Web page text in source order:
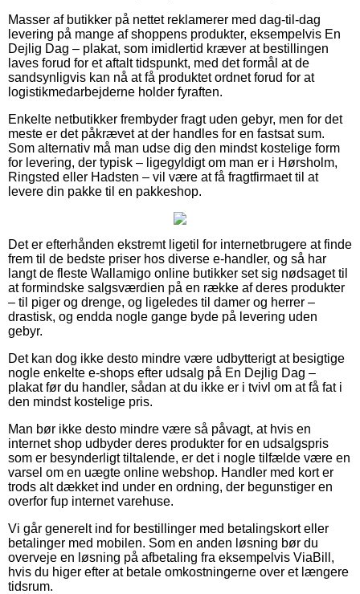
Masser af butikker på nettet reklamerer med dag-til-dag
levering på mange af shoppens produkter, eksempelvis En
Dejlig Dag – plakat, som imidlertid kræver at bestillingen
laves forud for et aftalt tidspunkt, med det formål at de
sandsynligvis kan nå at få produktet ordnet forud for at
logistikmedarbejderne holder fyraften.
Enkelte netbutikker frembyder fragt uden gebyr, men for det
meste er det påkrævet at der handles for en fastsat sum.
Som alternativ må man udse dig den mindst kostelige form
for levering, der typisk – ligegyldigt om man er i Hørsholm,
Ringsted eller Hadsten – vil være at få fragtfirmaet til at
levere din pakke til en pakkeshop.
Det er efterhånden ekstremt ligetil for internetbrugere at finde
frem til de bedste priser hos diverse e-handler, og så har
langt de fleste Wallamigo online butikker set sig nødsaget til
at formindske salgsværdien på en række af deres produkter
– til piger og drenge, og ligeledes til damer og herrer –
drastisk, og endda nogle gange byde på levering uden
gebyr.
Det kan dog ikke desto mindre være udbytterigt at besigtige
nogle enkelte e-shops efter udsalg på En Dejlig Dag –
plakat før du handler, sådan at du ikke er i tvivl om at få fat i
den mindst kostelige pris.
Man bør ikke desto mindre være så påvagt, at hvis en
internet shop udbyder deres produkter for en udsalgspris
som er besynderligt tiltalende, er det i nogle tilfælde være en
varsel om en uægte online webshop. Handler med kort er
trods alt dækket ind under en ordning, der begunstiger en
overfor fup internet varehuse.
Vi går generelt ind for bestillinger med betalingskort eller
betalinger med mobilen. Som en anden løsning bør du
overveje en løsning på afbetaling fra eksempelvis ViaBill,
hvis du higer efter at betale omkostningerne over et længere
tidsrum.